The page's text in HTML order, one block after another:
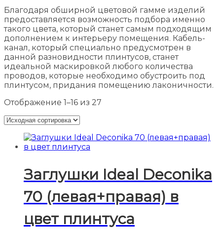
Благодаря обширной цветовой гамме изделий
предоставляется возможность подбора именно
такого цвета, который станет самым подходящим
дополнением к интерьеру помещения. Кабель-
канал, который специально предусмотрен в
данной разновидности плинтусов, станет
идеальной маскировкой любого количества
проводов, которые необходимо обустроить под
плинтусом, придания помещению лаконичности.
Отображение 1–16 из 27
Заглушки Ideal Deconika
70 (левая+правая) в
цвет плинтуса